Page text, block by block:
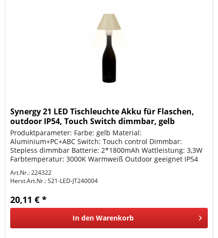
Synergy 21 LED Tischleuchte Akku für Flaschen,
outdoor IP54, Touch Switch dimmbar, gelb
Produktparameter: Farbe: gelb Material:
Aluminium+PC+ABC Switch: Touch control Dimmbar:
Stepless dimmbar Batterie: 2*1800mAh Wattleistung: 3,3W
Farbtemperatur: 3000K Warmweiß Outdoor geeignet IP54
Art.Nr.: 224322
Herst.Art.Nr.:S21-LED-JT240004
20,11 € *
In den Warenkorb